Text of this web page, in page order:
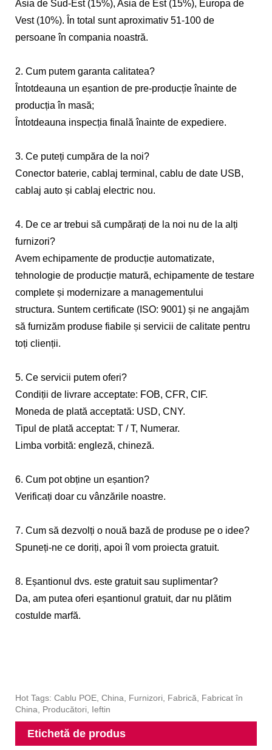
Asia de Sud-Est (15%), Asia de Est (15%), Europa de
Vest (10%). În total sunt aproximativ 51-100 de
persoane în compania noastră.
2. Cum putem garanta calitatea?
Întotdeauna un eșantion de pre-producție înainte de
producția în masă;
Întotdeauna inspecția finală înainte de expediere.
3. Ce puteți cumpăra de la noi?
Conector baterie, cablaj terminal, cablu de date USB,
cablaj auto și cablaj electric nou.
4. De ce ar trebui să cumpărați de la noi nu de la alți
furnizori?
Avem echipamente de producție automatizate,
tehnologie de producție matură, echipamente de testare
complete și modernizare a managementului
structura. Suntem certificate (ISO: 9001) și ne angajăm
să furnizăm produse fiabile și servicii de calitate pentru
toți clienții.
5. Ce servicii putem oferi?
Condiții de livrare acceptate: FOB, CFR, CIF.
Moneda de plată acceptată: USD, CNY.
Tipul de plată acceptat: T / T, Numerar.
Limba vorbită: engleză, chineză.
6. Cum pot obține un eșantion?
Verificați doar cu vânzările noastre.
7. Cum să dezvolți o nouă bază de produse pe o idee?
Spuneți-ne ce doriți, apoi îl vom proiecta gratuit.
8. Eșantionul dvs. este gratuit sau suplimentar?
Da, am putea oferi eșantionul gratuit, dar nu plătim
costul de marfă.
Hot Tags: Cablu POE, China, Furnizori, Fabrică, Fabricat în
China, Producători, Ieftin
Etichetă de produs